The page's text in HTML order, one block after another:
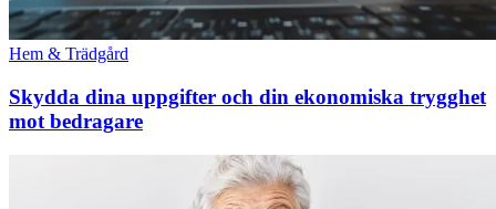
Hem & Trädgård
Skydda dina uppgifter och din ekonomiska trygghet
mot bedragare